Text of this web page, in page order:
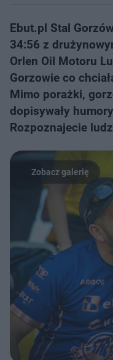
Ebut.pl Stal
34:56 z
Orlen Oil Motoru
Gorzowie co
Mimo porażki,
dopisywały
Rozpoznajecie